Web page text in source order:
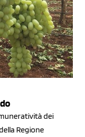
dei
Regione